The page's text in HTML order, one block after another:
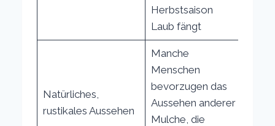
Herbstsaison
Laub fängt
Natürliches,
rustikales Aussehen
Manche
Menschen
bevorzugen das
Aussehen anderer
Mulche, die